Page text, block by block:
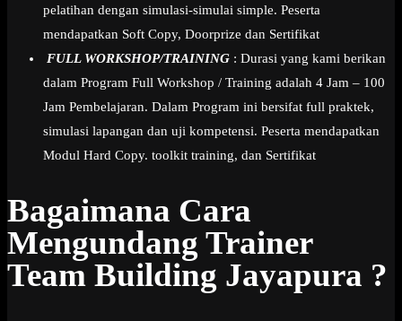
pelatihan dengan simulasi-simulai simple. Peserta
mendapatkan Soft Copy, Doorprize dan Sertifikat
FULL WORKSHOP/TRAINING : Durasi yang kami berikan
dalam Program Full Workshop / Training adalah 4 Jam – 100
Jam Pembelajaran. Dalam Program ini bersifat full praktek,
simulasi lapangan dan uji kompetensi. Peserta mendapatkan
Modul Hard Copy. toolkit training, dan Sertifikat
Bagaimana Cara
Mengundang Trainer
Team Building Jayapura ?